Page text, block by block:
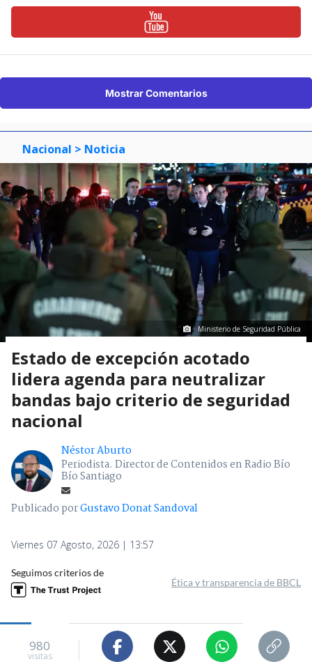
Mostrar Comentarios
Nacional > Noticia
Ministerio de Seguridad Pública
Estado de excepción acotado
lidera agenda para neutralizar
bandas bajo criterio de seguridad
nacional
Néstor Aburto
Periodista. Director de Contenidos en Radio Bío
Bío Santiago
Publicado porGustavo Donat Sandoval
Viernes 07 Agosto, 2026 | 13:57
Seguimos criterios de
Ética y transparencia de BBCL
980
visitas